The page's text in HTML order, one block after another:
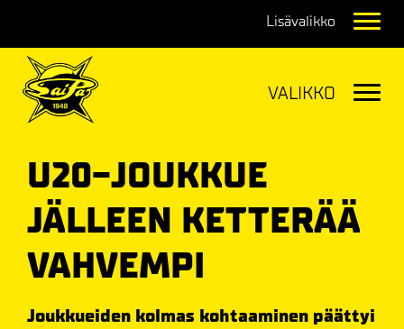
U20-JOUKKUE
JÄLLEEN KETTERÄÄ
VAHVEMPI
Joukkueiden kolmas kohtaaminen päättyi